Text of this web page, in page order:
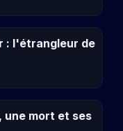
: l'étrangleur de
une mort et ses